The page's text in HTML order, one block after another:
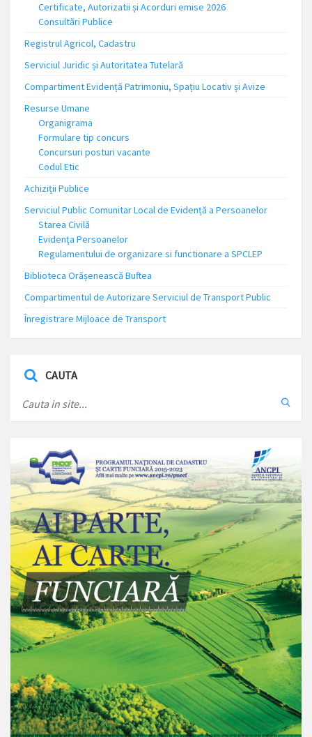
Certificate, Autorizatii și Acorduri emise 2026
Consultări Publice
Registrul Agricol, Cadastru
Serviciul Juridic și Autoritatea Tutelară
Compartiment Evidență Patrimoniu, Spațiu Locativ și Avize
Resurse Umane
Organigrama
Formulare tip concurs
Concursuri posturi vacante
Codul Etic
Achiziții Publice
Serviciul Public Comunitar Local de Evidență a Persoanelor
Starea Civilă
Evidența Persoanelor
Regulamentului de organizare si functionare a SPCLEP
Biblioteca Orășenească Buftea
Compartimentul de Autorizare Serviciul de Transport Public
Înregistrare Mijloace de Transport
CAUTA